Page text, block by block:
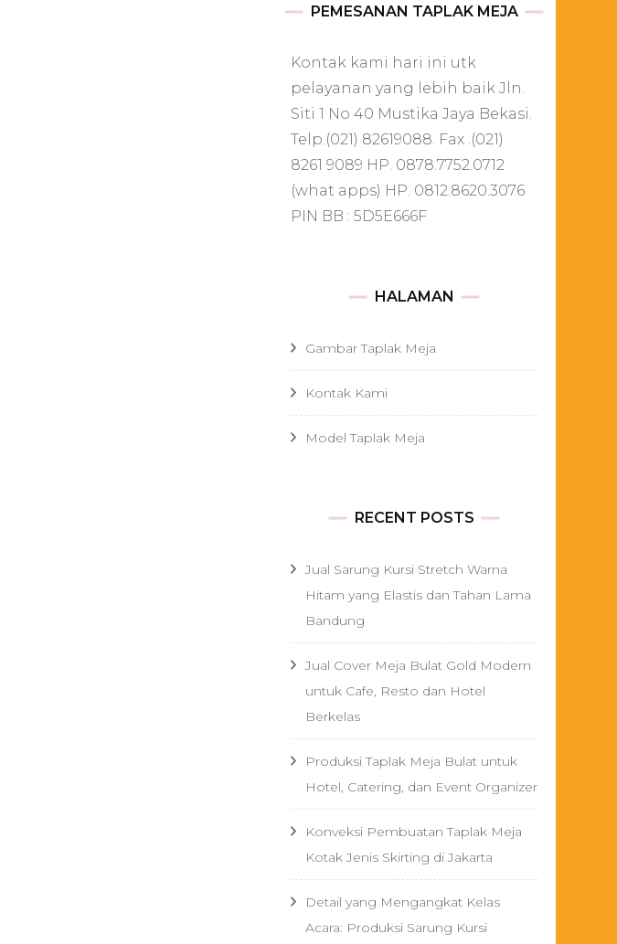
PEMESANAN TAPLAK MEJA
Kontak kami hari ini utk
pelayanan yang lebih baik Jln.
Siti 1 No 40 Mustika Jaya Bekasi.
Telp.(021) 82619088. Fax .(021)
8261 9089 HP. 0878.7752.0712
(what apps) HP. 0812.8620.3076
PIN BB : 5D5E666F
HALAMAN
Gambar Taplak Meja
Kontak Kami
Model Taplak Meja
RECENT POSTS
Jual Sarung Kursi Stretch Warna
Hitam yang Elastis dan Tahan Lama
Bandung
Jual Cover Meja Bulat Gold Modern
untuk Cafe, Resto dan Hotel
Berkelas
Produksi Taplak Meja Bulat untuk
Hotel, Catering, dan Event Organizer
Konveksi Pembuatan Taplak Meja
Kotak Jenis Skirting di Jakarta
Detail yang Mengangkat Kelas
Acara: Produksi Sarung Kursi